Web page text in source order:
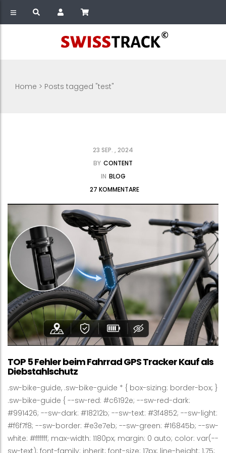
Home > Posts tagged "test"
23 SEP. , 2024
BY CONTENT
IN BLOG
27 KOMMENTARE
TOP 5 Fehler beim Fahrrad GPS Tracker Kauf als
Diebstahlschutz
.sw-bike-guide, .sw-bike-guide * { box-sizing: border-box; }
.sw-bike-guide { --sw-red: #c6192e; --sw-red-dark:
#991426; --sw-dark: #18212b; --sw-text: #3f4852; --sw-light:
#f6f7f8; --sw-border: #e3e7eb; --sw-green: #16845b; --sw-
white: #ffffff; max-width: 1180px; margin: 0 auto; color: var(--